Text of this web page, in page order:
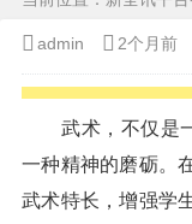
admin 2个月前
武术，不仅是一
一种精神的磨砺。
武术特长，增强学